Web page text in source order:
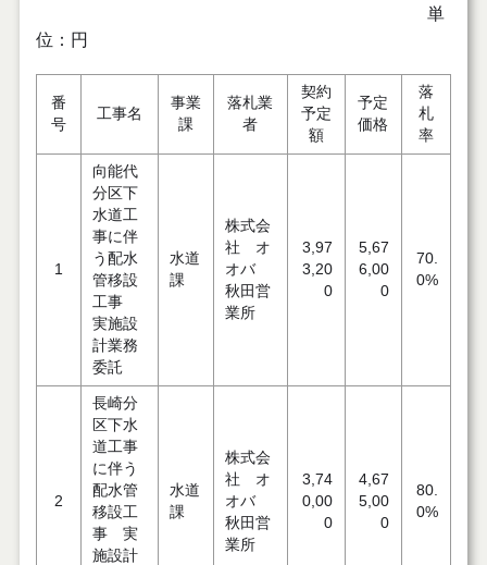
単
位：円
番
号
工事名
事業
課
落札業
者
契約
予定
額
予定
価格
落
札
率
1
向能代
分区下
水道工
事に伴
う配水
管移設
工事
実施設
計業務
委託
水道
課
株式会
社 オ
オバ
秋田営
業所
3,97
3,20
0
5,67
6,00
0
70.
0%
2
長崎分
区下水
道工事
に伴う
配水管
移設工
事 実
施設計
水道
課
株式会
社 オ
オバ
秋田営
業所
3,74
0,00
0
4,67
5,00
0
80.
0%